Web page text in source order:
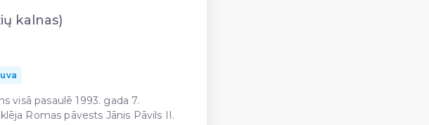
kalnas)
visā pasaulē 1993. gada 7.
Romas pāvests Jānis Pāvils II.